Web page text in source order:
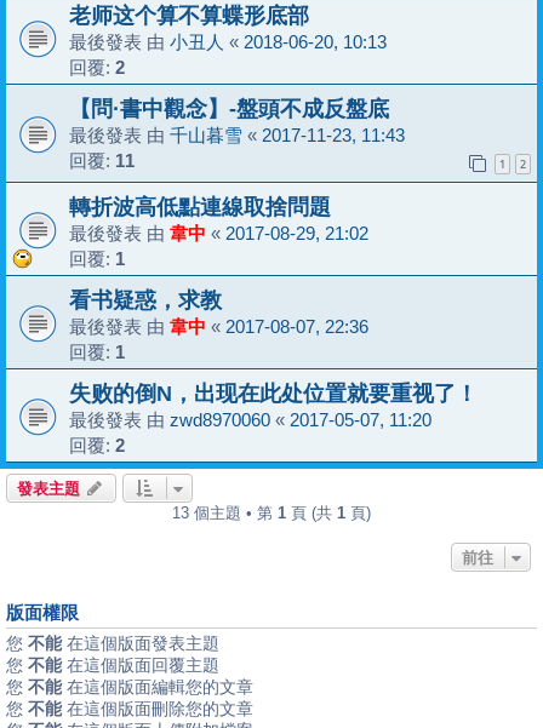
老师这个算不算蝶形底部
最後發表 由 小丑人 « 2018-06-20, 10:13
回覆: 2
【問·書中觀念】-盤頭不成反盤底
最後發表 由 千山暮雪 « 2017-11-23, 11:43
回覆: 11 1 2
轉折波高低點連線取捨問題
最後發表 由 韋中 « 2017-08-29, 21:02
回覆: 1
看书疑惑，求教
最後發表 由 韋中 « 2017-08-07, 22:36
回覆: 1
失败的倒N，出现在此处位置就要重视了！
最後發表 由 zwd8970060 « 2017-05-07, 11:20
回覆: 2
發表主題
13 個主題 • 第 1 頁 (共 1 頁)
前往
版面權限
您 不能在這個版面發表主題
您 不能在這個版面回覆主題
您 不能在這個版面編輯您的文章
您 不能在這個版面刪除您的文章